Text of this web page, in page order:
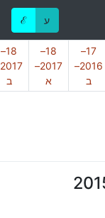
ℰ ע
17–
2016–
ב
18–
2017–
א
18–
ב